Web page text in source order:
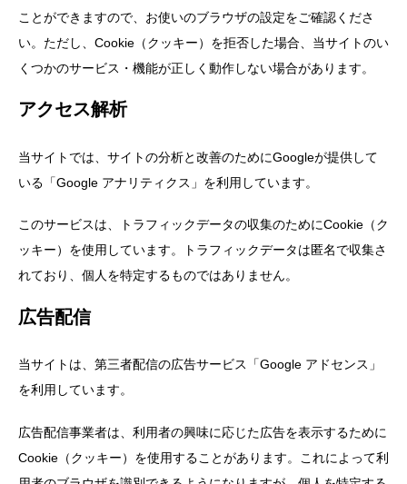
ことができますので、お使いのブラウザの設定をご確認くださ
い。ただし、Cookie（クッキー）を拒否した場合、当サイトのい
くつかのサービス・機能が正しく動作しない場合があります。
アクセス解析
当サイトでは、サイトの分析と改善のためにGoogleが提供して
いる「Google アナリティクス」を利用しています。
このサービスは、トラフィックデータの収集のためにCookie（ク
ッキー）を使用しています。トラフィックデータは匿名で収集さ
れており、個人を特定するものではありません。
広告配信
当サイトは、第三者配信の広告サービス「Google アドセンス」
を利用しています。
広告配信事業者は、利用者の興味に応じた広告を表示するために
Cookie（クッキー）を使用することがあります。これによって利